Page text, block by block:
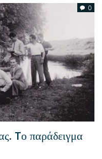
0
Tο παράδειγμα